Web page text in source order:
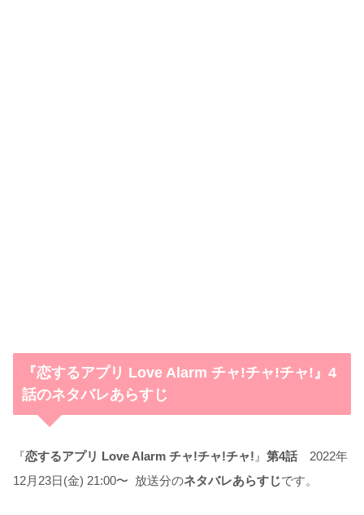
『恋するアプリ Love Alarm チャ!チャ!チャ!』4
話のネタバレあらすじ
『恋するアプリ Love Alarm チャ!チャ!チャ! 』 第4話2022年
12月23日(金) 21:00〜 放送分のネタバレあらすじです。